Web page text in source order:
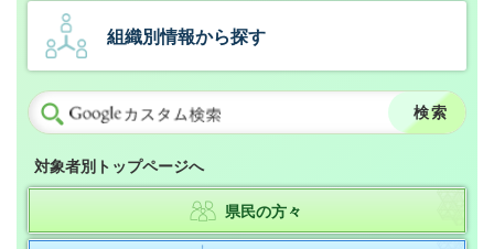
組織別情報から探す
対象者別トップページへ
県民の方々